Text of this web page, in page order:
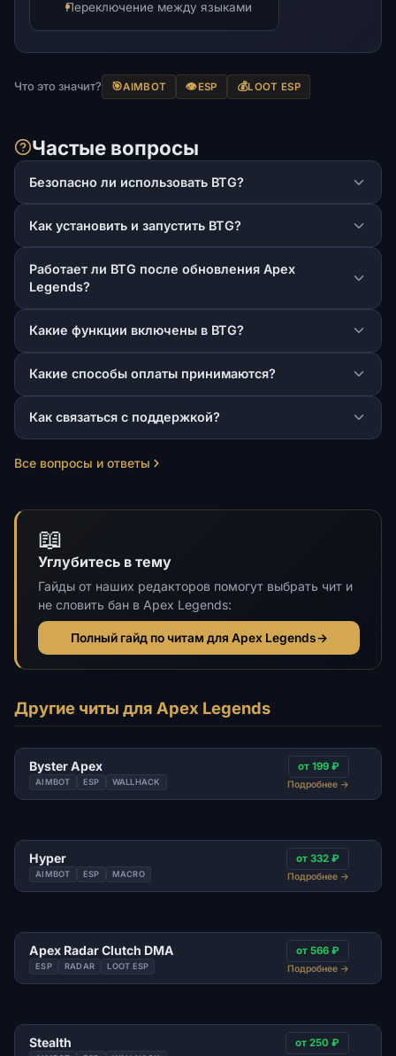
Переключение между языками
Что это значит? 🎯AIMBOT 👁️ESP 💰LOOT ESP
Частые вопросы
Безопасно ли использовать BTG?
Как установить и запустить BTG?
Работает ли BTG после обновления Apex
Legends?
Какие функции включены в BTG?
Какие способы оплаты принимаются?
Как связаться с поддержкой?
Все вопросы и ответы
📖
Углубитесь в тему
Гайды от наших редакторов помогут выбрать чит и
не словить бан в Apex Legends:
Полный гайд по читам для Apex Legends→
Другие читы для Apex Legends
Byster Apex
AIMBOT ESP WALLHACK
от 199 ₽
Подробнее →
Hyper
AIMBOT ESP MACRO
от 332 ₽
Подробнее →
Apex Radar Clutch DMA
ESP RADAR LOOT ESP
от 566 ₽
Подробнее →
Stealth от 250 ₽